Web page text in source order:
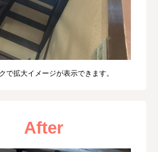
で拡大イメージが表示できます。
After